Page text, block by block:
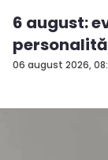
06 august 2026,
6 august: